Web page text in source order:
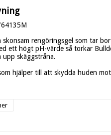
rengöringsgel som tar
ett högt pH-värde så torkar
skäggstråna.
hjälper till att skydda huden